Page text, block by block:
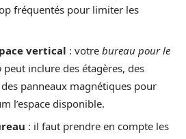
fréquentés pour limiter les
vertical : votre bureau pour le
peut inclure des étagères, des
panneaux magnétiques pour
l’espace disponible.
: il faut prendre en compte les